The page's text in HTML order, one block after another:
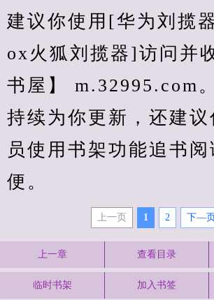
建议你使用[华为刘揽
ox火狐刘揽器]访问并
书屋】 m.32995.com
持续为你更新，还建议
员使用书架功能追书阅
便。
上一页 1 2 下—
上一章 查看目录
临时书架 加入书签